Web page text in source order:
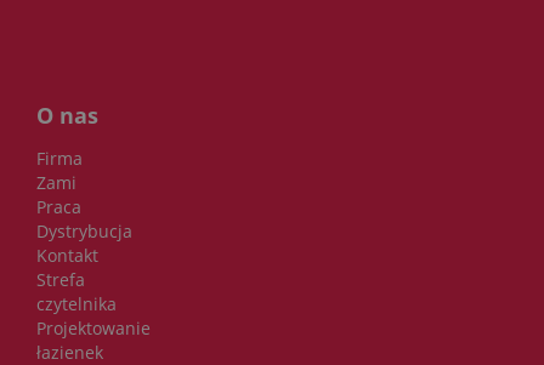
O nas
Firma
Zami
Praca
Dystrybucja
Kontakt
Strefa
czytelnika
Projektowanie
łazienek